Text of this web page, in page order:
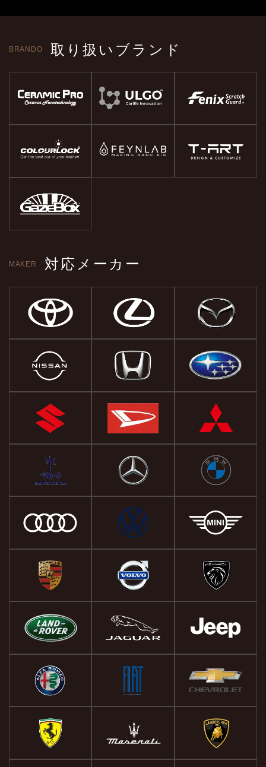
BRANDO 取り扱いブランド
MAKER 対応メーカー